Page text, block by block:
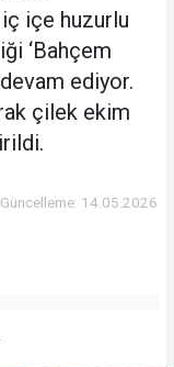
içe huzurlu
‘Bahçem
ediyor.
çilek ekim
14.05.2026